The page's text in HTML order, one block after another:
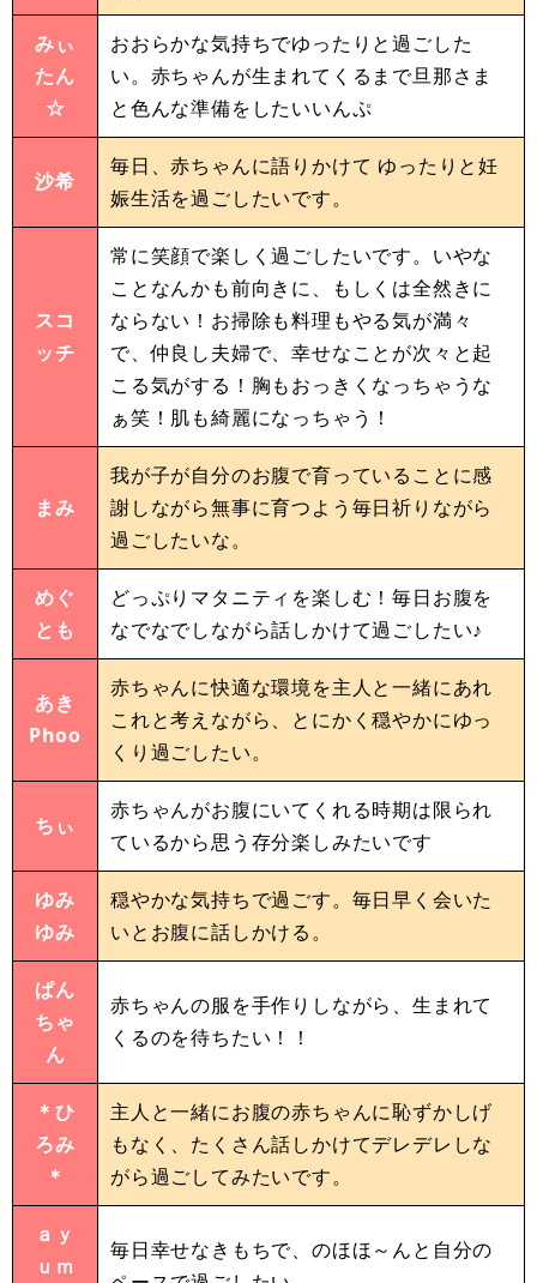
みぃ
たん
☆
おおらかな気持ちでゆったりと過ごした
い。赤ちゃんが生まれてくるまで旦那さま
と色んな準備をしたいいんぷ
沙希
毎日、赤ちゃんに語りかけて ゆったりと妊
娠生活を過ごしたいです。
スコ
ッチ
常に笑顔で楽しく過ごしたいです。いやな
ことなんかも前向きに、もしくは全然きに
ならない！お掃除も料理もやる気が満々
で、仲良し夫婦で、幸せなことが次々と起
こる気がする！胸もおっきくなっちゃうな
ぁ笑！肌も綺麗になっちゃう！
まみ
我が子が自分のお腹で育っていることに感
謝しながら無事に育つよう毎日祈りながら
過ごしたいな。
めぐ
とも
どっぷりマタニティを楽しむ！毎日お腹を
なでなでしながら話しかけて過ごしたい♪
あき
Phoo
赤ちゃんに快適な環境を主人と一緒にあれ
これと考えながら、とにかく穏やかにゆっ
くり過ごしたい。
ちぃ
赤ちゃんがお腹にいてくれる時期は限られ
ているから思う存分楽しみたいです
ゆみ
ゆみ
穏やかな気持ちで過ごす。毎日早く会いた
いとお腹に話しかける。
ぱん
ちゃ
ん
赤ちゃんの服を手作りしながら、生まれて
くるのを待ちたい！！
＊ひ
ろみ
＊
主人と一緒にお腹の赤ちゃんに恥ずかしげ
もなく、たくさん話しかけてデレデレしな
がら過ごしてみたいです。
ａｙ
ｕｍ
毎日幸せなきもちで、のほほ～んと自分の